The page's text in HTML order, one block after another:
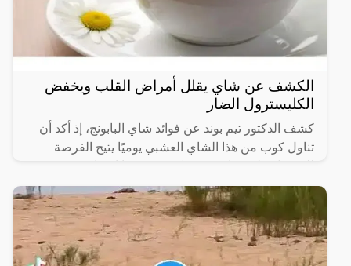
الكشف عن شاي يقلل أمراض القلب ويخفض
الكليسترول الضار
كشف الدكتور تيم بوند عن فوائد شاي البابونج، إذ أكد أن
تناول كوب من هذا الشاي العشبي يوميًا يتيح الفرصة
المادة